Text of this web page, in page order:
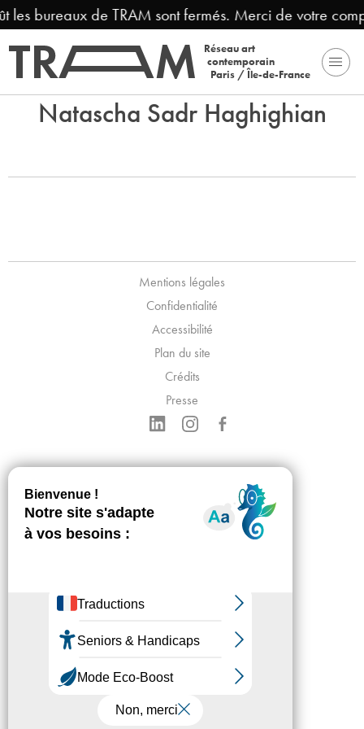
les bureaux de TRAM sont fermés. Merci de votre
Réseau art
contemporain
Paris / Île-de-France
Natascha Sadr Haghighian
Mentions légales
Confidentialité
Accessibilité
Plan du site
Crédits
Presse